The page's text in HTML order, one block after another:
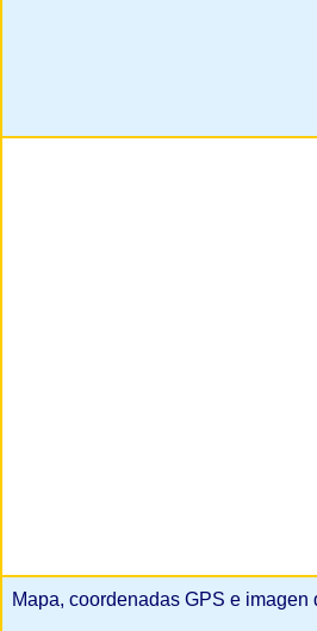
Mapa, coordenadas GPS e imagen